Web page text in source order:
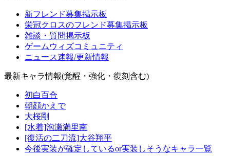
新フレンド募集掲示板
栄冠クロスのフレンド募集掲示板
雑談・質問掲示板
ゲームウィズコミュニティ
ニュース速報/更新情報
最新キャラ情報(覚醒・強化・復刻含む)
初白百合
朝顔かえで
大桜剛
[水着]泡瀬満里南
[復活の二刀流]大谷翔平
今後実装が確定しているor実装しそうなキャラ一覧